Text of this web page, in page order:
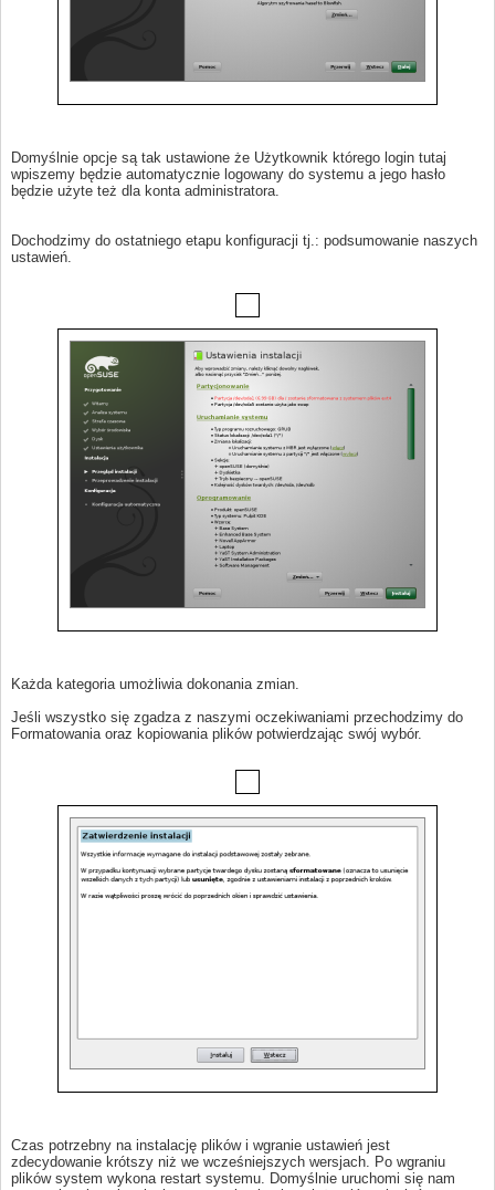
Domyślnie opcje są tak ustawione że Użytkownik którego login tutaj
wpiszemy będzie automatycznie logowany do systemu a jego hasło
będzie użyte też dla konta administratora.
Dochodzimy do ostatniego etapu konfiguracji tj.: podsumowanie naszych
ustawień.
Każda kategoria umożliwia dokonania zmian.
Jeśli wszystko się zgadza z naszymi oczekiwaniami przechodzimy do
Formatowania oraz kopiowania plików potwierdzając swój wybór.
Czas potrzebny na instalację plików i wgranie ustawień jest
zdecydowanie krótszy niż we wcześniejszych wersjach. Po wgraniu
plików system wykona restart systemu. Domyślnie uruchomi się nam